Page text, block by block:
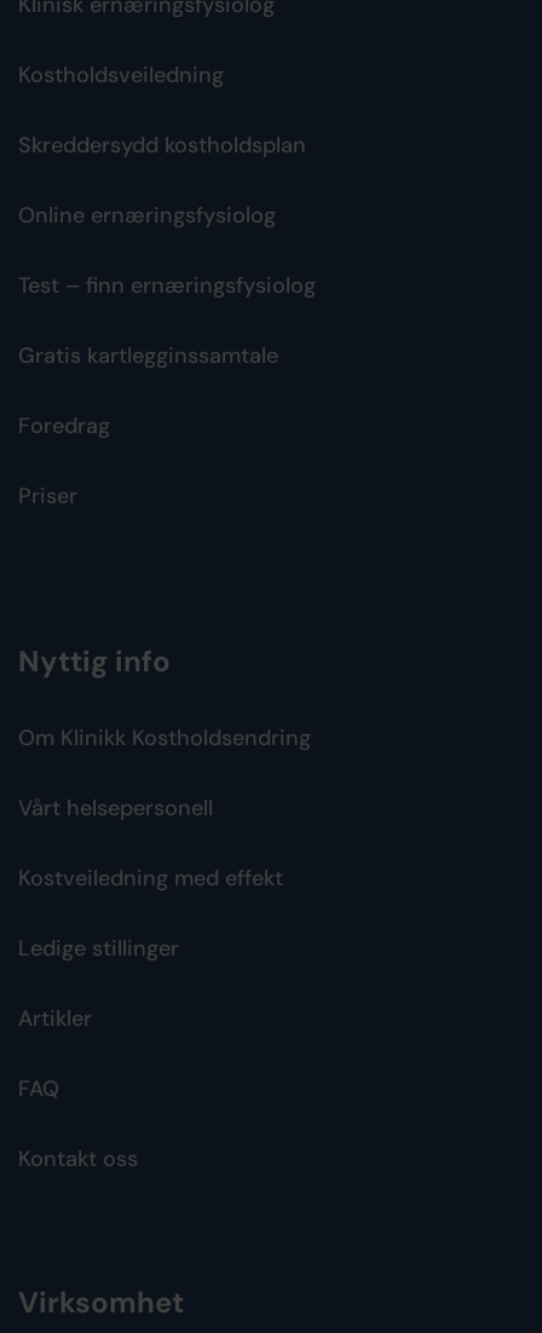
Kostholdsveiledning
Skreddersydd kostholdsplan
Online ernæringsfysiolog
Test – finn ernæringsfysiolog
Gratis kartlegginssamtale
Foredrag
Priser
Nyttig info
Om Klinikk Kostholdsendring
Vårt helsepersonell
Kostveiledning med effekt
Ledige stillinger
Artikler
FAQ
Kontakt oss
Virksomhet